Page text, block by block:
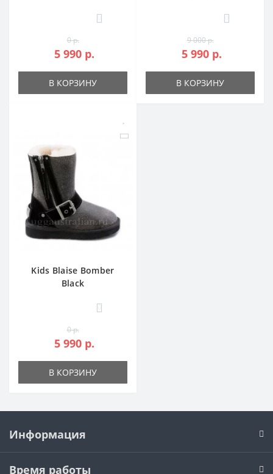
0
0 р.
5 990 р.
В КОРЗИНУ
0
9 000 р.
5 990 р.
В КОРЗИНУ
Kids Blaise Bomber
Black
0
0 р.
5 990 р.
В КОРЗИНУ
Информация
Время работы